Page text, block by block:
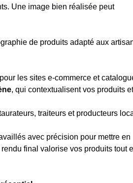
Une image bien réalisée peut
de produits adapté aux
les sites e-commerce et
, qui contextualisent vos produits
traiteurs et producteurs
avec précision pour mettre en
final valorise vos produits tout